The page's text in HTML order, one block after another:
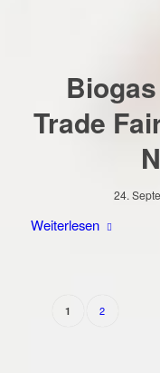
Trade
24.
Weiterlesen
1 2